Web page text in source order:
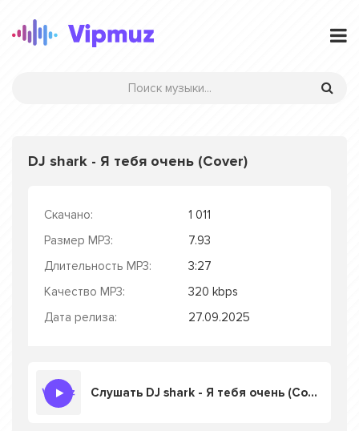
DJ shark - Я тебя очень (Cover)
Скачано:
1 011
Размер MP3:
7.93
Длительность MP3:
3:27
Качество MP3:
320 kbps
Дата релиза:
27.09.2025
Слушать DJ shark - Я тебя очень (Cover)